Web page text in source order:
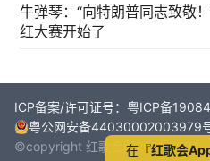
牛弹琴：“向特朗普同志致敬
红大赛开始了
ICP备案/许可证号：粤ICP备
粤公网安备44030002003979
©copyright 红歌会网2011-2024
在『红歌会